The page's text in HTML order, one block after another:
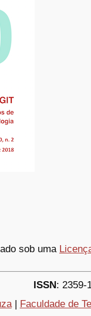
sob uma
ISSN: 2359-
| Faculdade de